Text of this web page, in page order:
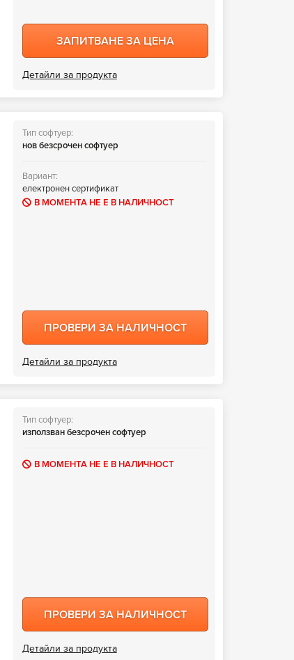
ЗАПИТВАНЕ ЗА ЦЕНА
Детайли за продукта
Тип софтуер:
нов безсрочен софтуер
Вариант:
електронен сертификат
В МОМЕНТА НЕ Е В НАЛИЧНОСТ
ПРОВЕРИ ЗА НАЛИЧНОСТ
Детайли за продукта
Тип софтуер:
използван безсрочен софтуер
В МОМЕНТА НЕ Е В НАЛИЧНОСТ
ПРОВЕРИ ЗА НАЛИЧНОСТ
Детайли за продукта